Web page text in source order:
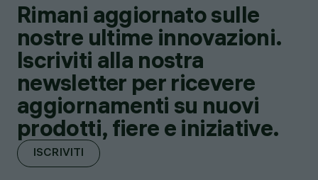
Rimani aggiornato sulle
nostre ultime innovazioni.
Iscriviti alla nostra
newsletter per ricevere
aggiornamenti su nuovi
prodotti, fiere e iniziative.
ISCRIVITI